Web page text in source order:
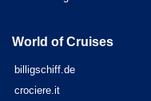
World of Cruises
billigschiff.de
crociere.it